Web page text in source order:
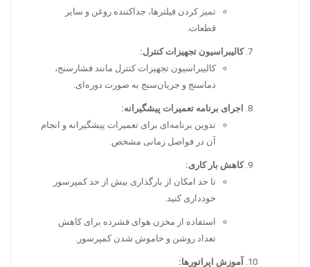
تمیز کردن فیلترها، جداکننده روغن و سایر
قطعات.
کالیبراسیون تجهیزات کنترل:
کالیبراسیون تجهیزات کنترل مانند فشارسنج،
دماسنج و جریان‌سنج به صورت دوره‌ای.
اجرای برنامه تعمیرات پیشگیرانه:
تدوین برنامه‌ای برای تعمیرات پیشگیرانه و انجام
آن در فواصل زمانی مشخص.
کاهش بار کاری:
تا حد امکان از بارگذاری بیش از حد کمپرسور
خودداری کنید.
استفاده از مخزن هوای فشرده برای کاهش
تعداد روشن و خاموش شدن کمپرسور.
آموزش اپراتورها: